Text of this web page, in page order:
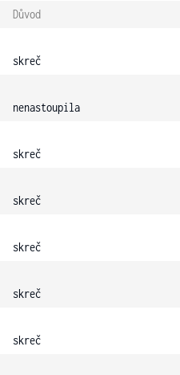
Důvod
skreč
nenastoupila
skreč
skreč
skreč
skreč
skreč